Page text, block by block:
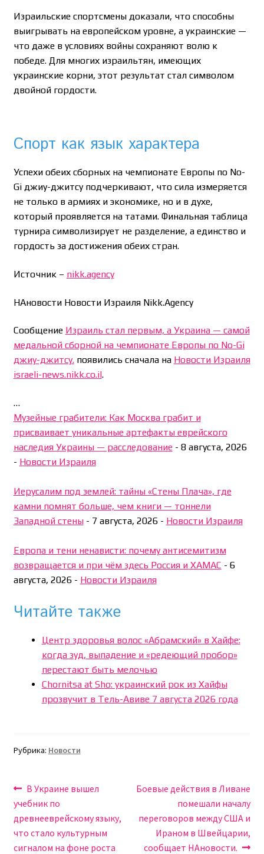
Израильские спортсмены доказали, что способны
выигрывать на европейском уровне, а украинские —
что даже в условиях войны сохраняют волю к
победе. Для многих израильтян, имеющих
украинские корни, этот результат стал символом
двойной гордости.
Спорт как язык характера
Успехи обеих сборных на чемпионате Европы по No-
Gi джиу-джитсу подчеркивают, что сила измеряется
не только в армиях и экономике, но и в духе,
который проявляется на татами. Финальная таблица
турнира символизирует не разделение, а единство и
гордость за достижения обеих стран.
Источник – nikk.agency
НАновости Новости Израиля Nikk.Agency
Сообщение Израиль стал первым, а Украина — самой
медальной сборной на чемпионате Европы по No-Gi
джиу-джитсу.появились сначала на Новости Израиля
israeli-news.nikk.co.il.
…
Музейные грабители: Как Москва грабит и
присваивает уникальные артефакты еврейского
наследия Украины — расследование- 8 августа, 2026
- Новости Израиля
Иерусалим под землей: тайны «Стены Плача», где
камни помнят больше, чем книги — тоннели
Западной стены- 7 августа, 2026- Новости Израиля
Европа и тени ненависти: почему антисемитизм
возвращается и при чём здесь Россия и ХАМАС - 6
августа, 2026- Новости Израиля
Читайте также
Центр здоровья волос «Абрaмский» в Хайфе:
когда зуд, выпадение и «редеющий пробор»
перестают быть мелочью
Chornitsa at Sho: украинский рок из Хайфы
прозвучит в Тель-Авиве 7 августа 2026 года
Рубрика: Новости
Навигация
по
записям
Предыдущая
запись:
В Украине вышел
учебник по
древнееврейскому языку,
что стало культурным
сигналом на фоне роста
Следующая
Боевые действия в Ливане
помешали началу
переговоров между США и
Ираном в Швейцарии,
сообщает НАновости.